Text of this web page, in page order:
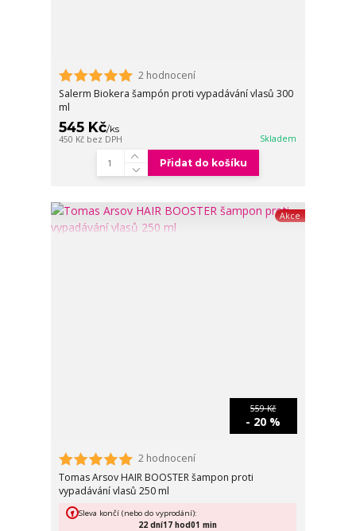
2 hodnocení
Salerm Biokera šampón proti vypadávání vlasů 300
ml
545 Kč/ks
450 Kč bez DPH Skladem
Přidat do košíku
Akce
559 Kč
- 20 %
2 hodnocení
Tomas Arsov HAIR BOOSTER šampon proti
vypadávání vlasů 250 ml
Sleva končí (nebo do vyprodání):
22 dní17 hod01 min